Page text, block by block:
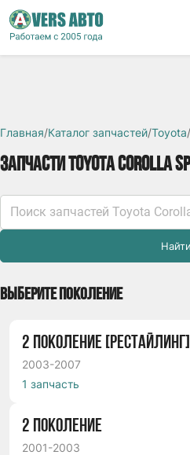
Главная/Каталог запчастей/Toyota/
ЗАПЧАСТИ TOYOTA COROLLA
Найти
ВЫБЕРИТЕ ПОКОЛЕНИЕ
2 ПОКОЛЕНИЕ [РЕСТАЙЛИНГ]
2003-2007
1 запчасть
2 ПОКОЛЕНИЕ
2001-2003